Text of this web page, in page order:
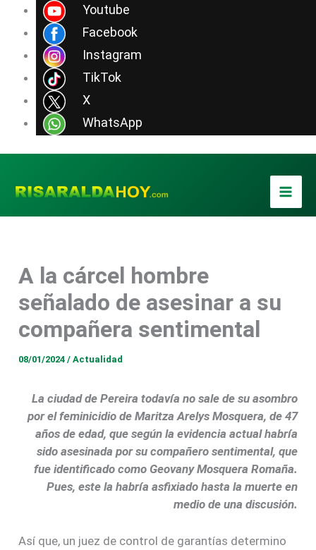
Youtube
Facebook
Instagram
TikTok
X
WhatsApp
contenido
A la cárcel hombre
señalado de asesinar a su
compañera sentimental
08/01/2024/Actualidad
La ciudad de Pereira todavía no sale de su asombro
por el feminicidio de Maritza Arelys Mosquera, de 47
años de edad, que según la evidencia actual habría
sido asesinada por su compañero sentimental, que
fue identificado como Geovany Mosquera Romaña.
Pues, este la habría asfixiado hasta la muerte en
medio de una discusión.
Así que, un juez de control de garantías determino